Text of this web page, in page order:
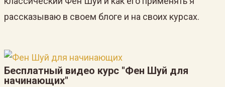
рассказываю в своем блоге и на своих курсах.
Бесплатный видео курс "Фен Шуй для
начинающих"